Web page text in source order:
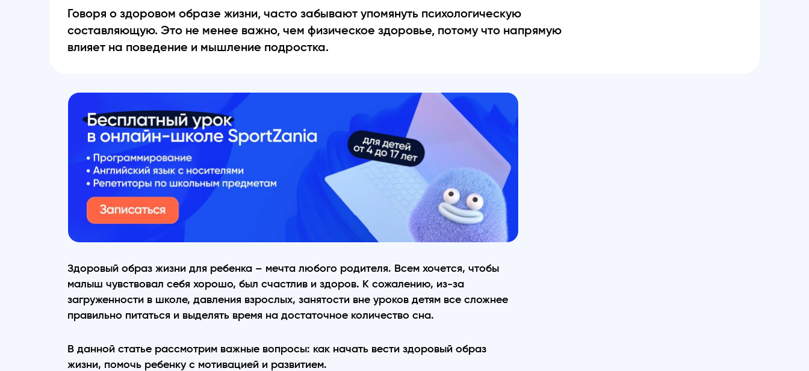
Говоря о здоровом образе жизни, часто забывают упомянуть психологическую
составляющую. Это не менее важно, чем физическое здоровье, потому что напрямую
влияет на поведение и мышление подростка.
Здоровый образ жизни для ребенка – мечта любого родителя. Всем хочется, чтобы
малыш чувствовал себя хорошо, был счастлив и здоров. К сожалению, из-за
загруженности в школе, давления взрослых, занятости вне уроков детям все сложнее
правильно питаться и выделять время на достаточное количество сна.
В данной статье рассмотрим важные вопросы: как начать вести здоровый образ
жизни, помочь ребенку с мотивацией и развитием.